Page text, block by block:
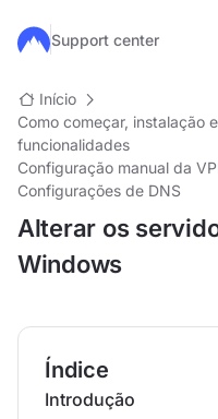
Ir para o conteúdo principal
Support center
Início
Como começar, instalação
funcionalidades
Configuração manual da
Configurações de DNS
Alterar os
Windows
Índice
Introdução